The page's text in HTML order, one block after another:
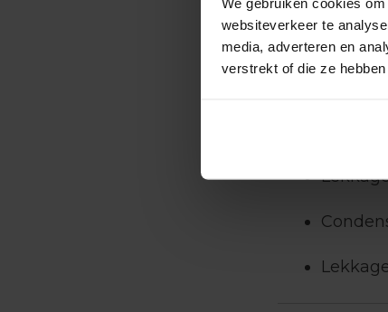
websiteverkeer te
media, adverteren en
verstrekt of die ze